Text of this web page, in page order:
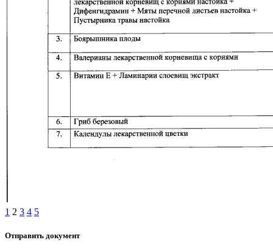
1 2 3 4 5
Отправить документ